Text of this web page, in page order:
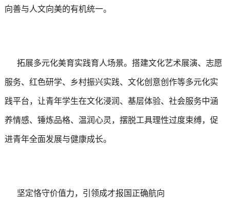
向善与人文向美的有机统一。
拓展多元化美育实践育人场景。搭建文化艺术展演、志愿
服务、红色研学、乡村振兴实践、文化创意创作等多元化实
践平台，让青年学生在文化浸润、基层体验、社会服务中涵
养情感、锤炼品格、温润心灵，摆脱工具理性过度束缚，促
进青年全面发展与健康成长。
坚定恪守价值力，引领成才报国正确航向